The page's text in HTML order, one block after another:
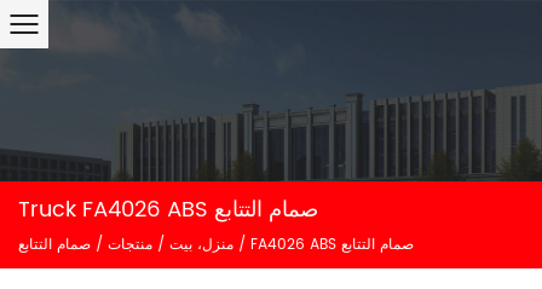
Truck FA4026 ABS صمام التتابع
منزل، بيت / منتجات / صمام التتابع / FA4026 ABS صمام التتابع